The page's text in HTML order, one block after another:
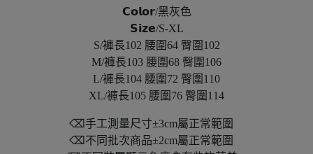
𝗖𝗼𝗹𝗼𝗿/黑灰色
𝗦𝗶𝘇𝗲/S-XL
S/褲長102 腰圍64 臀圍102
M/褲長103 腰圍68 臀圍106
L/褲長104 腰圍72 臀圍110
XL/褲長105 腰圍76 臀圍114
⌫手工測量尺寸±3cm屬正常範圍
⌫不同批次商品±2cm屬正常範圍